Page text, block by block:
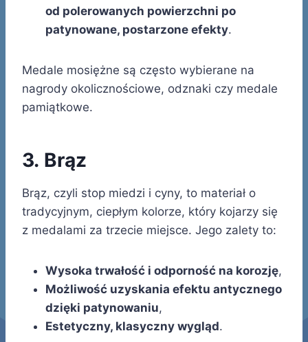
od polerowanych powierzchni po
patynowane, postarzone efekty.
Medale mosiężne są często wybierane na
nagrody okolicznościowe, odznaki czy medale
pamiątkowe.
3. Brąz
Brąz, czyli stop miedzi i cyny, to materiał o
tradycyjnym, ciepłym kolorze, który kojarzy się
z medalami za trzecie miejsce. Jego zalety to:
Wysoka trwałość i odporność na korozję,
Możliwość uzyskania efektu antycznego
dzięki patynowaniu,
Estetyczny, klasyczny wygląd.